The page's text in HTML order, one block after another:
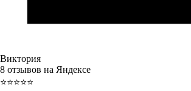
Виктория
8 отзывов на Яндексе
⭐⭐⭐⭐⭐